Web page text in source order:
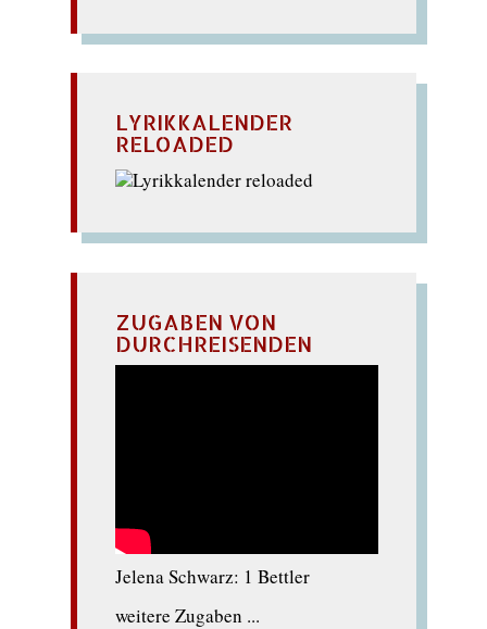
LYRIKKALENDER
RELOADED
ZUGABEN VON
DURCHREISENDEN
Jelena Schwarz: 1 Bettler
weitere Zugaben ...